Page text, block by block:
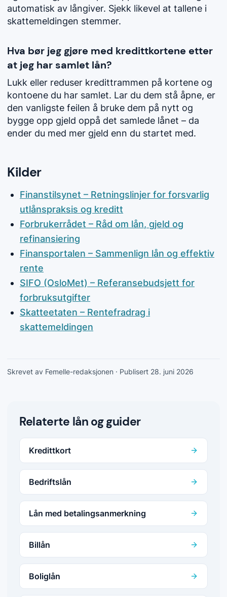
automatisk av långiver. Sjekk likevel at tallene i
skattemeldingen stemmer.
Hva bør jeg gjøre med kredittkortene etter
at jeg har samlet lån?
Lukk eller reduser kredittrammen på kortene og
kontoene du har samlet. Lar du dem stå åpne, er
den vanligste feilen å bruke dem på nytt og
bygge opp gjeld oppå det samlede lånet – da
ender du med mer gjeld enn du startet med.
Kilder
Finanstilsynet – Retningslinjer for forsvarlig
utlånspraksis og kreditt
Forbrukerrådet – Råd om lån, gjeld og
refinansiering
Finansportalen – Sammenlign lån og effektiv
rente
SIFO (OsloMet) – Referansebudsjett for
forbruksutgifter
Skatteetaten – Rentefradrag i
skattemeldingen
Skrevet av Femelle-redaksjonen · Publisert 28. juni 2026
Relaterte lån og guider
Kredittkort
Bedriftslån
Lån med betalingsanmerkning
Billån
Boliglån